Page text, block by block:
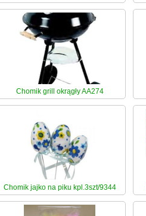
Chomik grill okrągły AA274
Chomik jajko na piku kpl.3szt/9344